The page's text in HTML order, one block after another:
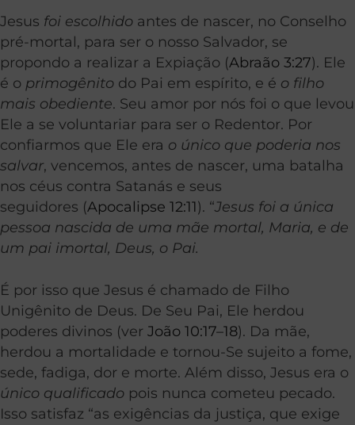
Jesus foi escolhido antes de nascer, no Conselho
pré-mortal, para ser o nosso Salvador, se
propondo a realizar a Expiação (Abraão 3:27). Ele
é o primogênito do Pai em espírito, e é o filho
mais obediente. Seu amor por nós foi o que levou
Ele a se voluntariar para ser o Redentor. Por
confiarmos que Ele era o único que poderia nos
salvar, vencemos, antes de nascer, uma batalha
nos céus contra Satanás e seus
seguidores (Apocalipse 12:11). “Jesus foi a única
pessoa nascida de uma mãe mortal, Maria, e de
um pai imortal, Deus, o Pai.
É por isso que Jesus é chamado de Filho
Unigênito de Deus. De Seu Pai, Ele herdou
poderes divinos (ver João 10:17–18). Da mãe,
herdou a mortalidade e tornou-Se sujeito a fome,
sede, fadiga, dor e morte. Além disso, Jesus era o
único qualificado pois nunca cometeu pecado.
Isso satisfaz “as exigências da justiça, que exige